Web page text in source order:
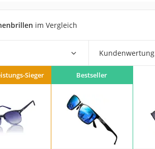
Handschuhe
im Vergleich
Kundenwertung
Sieger Bestseller